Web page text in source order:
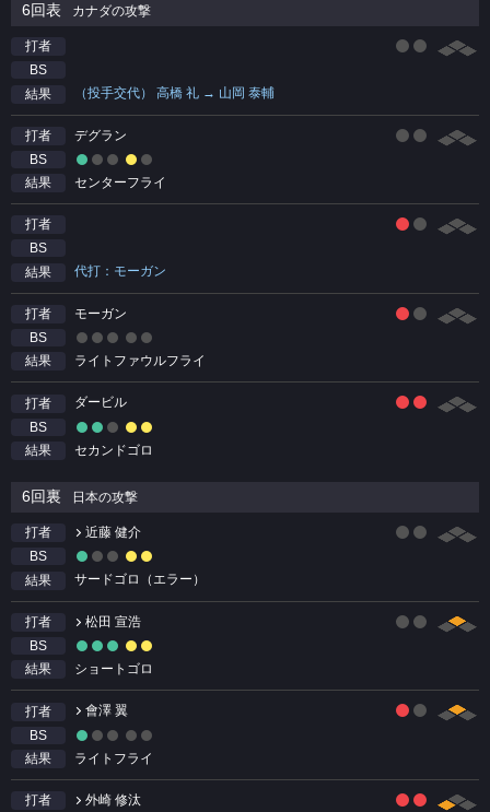
6回表 カナダの攻撃
打者
BS
結果
（投手交代） 高橋 礼 → 山岡 泰輔
打者
デグラン
BS
結果
センターフライ
打者
BS
結果
代打：モーガン
打者
モーガン
BS
結果
ライトファウルフライ
打者
ダービル
BS
結果
セカンドゴロ
6回裏 日本の攻撃
打者
近藤 健介
BS
結果
サードゴロ（エラー）
打者
松田 宣浩
BS
結果
ショートゴロ
打者
會澤 翼
BS
結果
ライトフライ
打者 外崎 修汰